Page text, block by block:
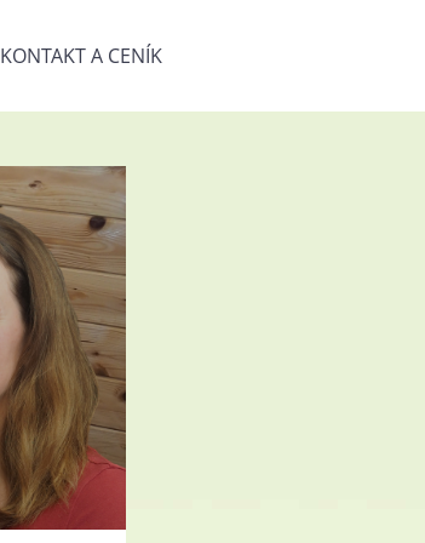
KONTAKT A CENÍK